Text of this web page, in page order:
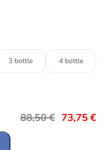
3 bottle 4 bottle
88,50€ 73,75€